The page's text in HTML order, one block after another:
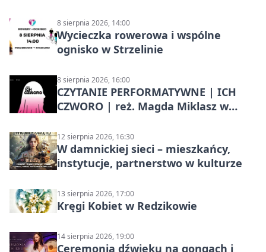
8 sierpnia 2026, 14:00
Wycieczka rowerowa i wspólne
ognisko w Strzelinie
8 sierpnia 2026, 16:00
CZYTANIE PERFORMATYWNE | ICH
CZWORO | reż. Magda Miklasz w
12 sierpnia 2026, 16:30
W damnickiej sieci – mieszkańcy,
instytucje, partnerstwo w kulturze
13 sierpnia 2026, 17:00
Kręgi Kobiet w Redzikowie
14 sierpnia 2026, 19:00
Ceremonia dźwięku na gongach i